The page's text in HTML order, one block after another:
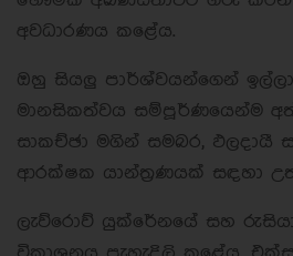
අවධාරණය කළේය.
ඔහු සියලු පාර්ශ්වයන්ගෙන්
මානසිකත්වය සම්පූර්ණයෙන්ම
සාකච්ඡා මගින් සමබර, ඵලදායී
ආරක්ෂක යාන්ත්‍රණයක් සඳහා
ලැව්රොව් යුක්රේනයේ සහ